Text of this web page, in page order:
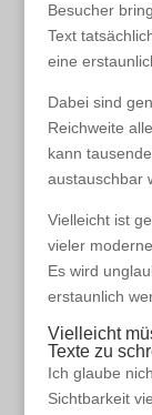
Besucher
Text
eine
Dabei sind
Reichweite
kann
austauschbar
Vielleicht ist
vieler
Es wird
erstaunlich
Vielleicht
Texte zu
Ich glaube
Sichtbarkeit